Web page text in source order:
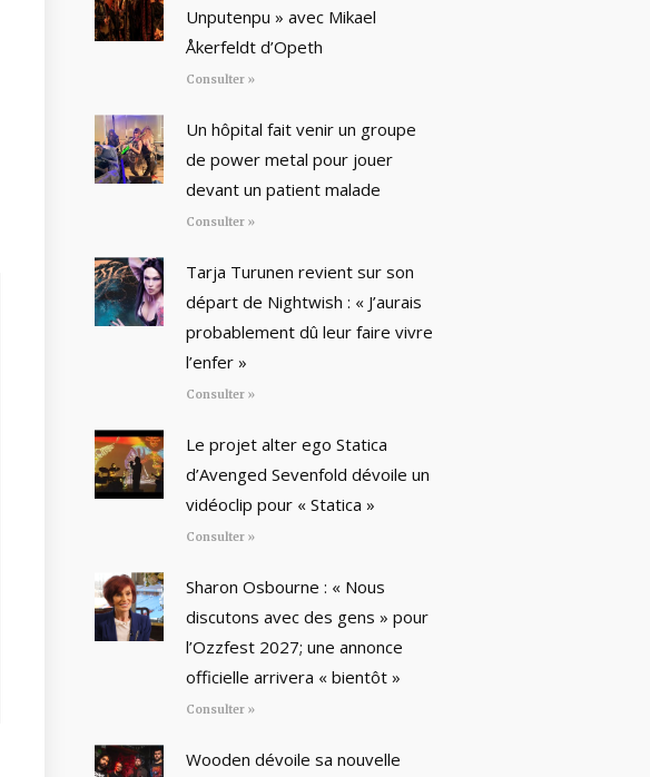
Unputenpu » avec Mikael
Åkerfeldt d’Opeth
Consulter »
Un hôpital fait venir un groupe
de power metal pour jouer
devant un patient malade
Consulter »
Tarja Turunen revient sur son
départ de Nightwish : « J’aurais
probablement dû leur faire vivre
l’enfer »
Consulter »
Le projet alter ego Statica
d’Avenged Sevenfold dévoile un
vidéoclip pour « Statica »
Consulter »
Sharon Osbourne : « Nous
discutons avec des gens » pour
l’Ozzfest 2027; une annonce
officielle arrivera « bientôt »
Consulter »
Wooden dévoile sa nouvelle